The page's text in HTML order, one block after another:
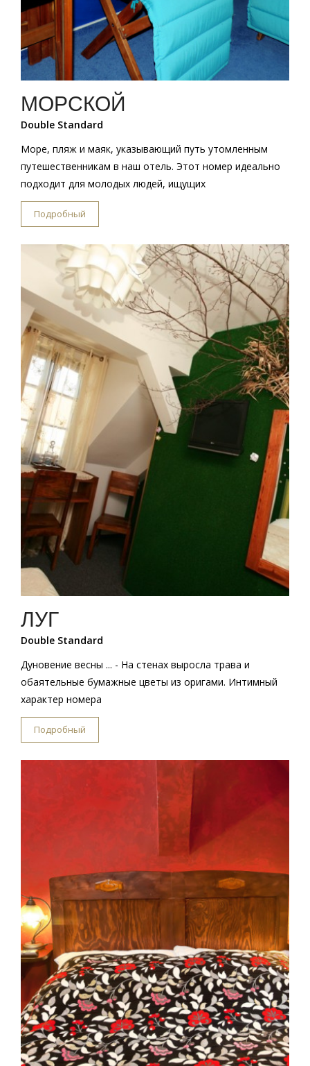
МОРСКОЙ
Double Standard
Море, пляж и маяк, указывающий путь утомленным
путешественникам в наш отель. Этот номер идеально
подходит для молодых людей, ищущих
Подробный
ЛУГ
Double Standard
Дуновение весны ... - На стенах выросла трава и
обаятельные бумажные цветы из оригами. Интимный
характер номера
Подробный